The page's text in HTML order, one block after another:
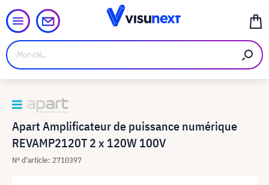
Apart Amplificateur de puissance numérique
REVAMP2120T 2 x 120W 100V
N° d'article: 2710397